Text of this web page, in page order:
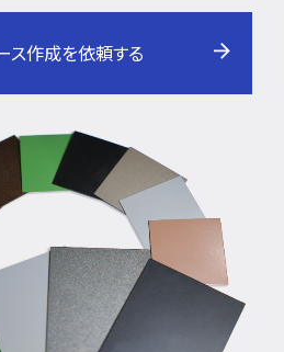
ス作成を依頼する